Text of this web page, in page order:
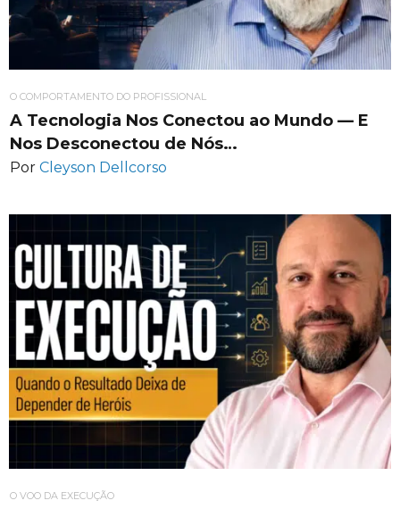
O COMPORTAMENTO DO PROFISSIONAL
A Tecnologia Nos Conectou ao Mundo — E
Nos Desconectou de Nós…
Por Cleyson Dellcorso
O VOO DA EXECUÇÃO